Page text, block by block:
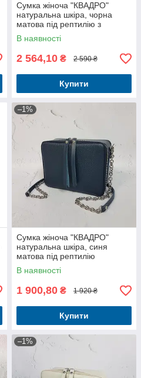
Сумка жіноча "КВАДРО"
натуральна шкіра, чорна
матова під рептилію з
широким ременем
В наявності
2 564,10 ₴ 2 590 ₴
Купити
–1%
Сумка жіноча "КВАДРО"
натуральна шкіра, синя
матова під рептилію
В наявності
1 900,80 ₴ 1 920 ₴
Купити
–1%